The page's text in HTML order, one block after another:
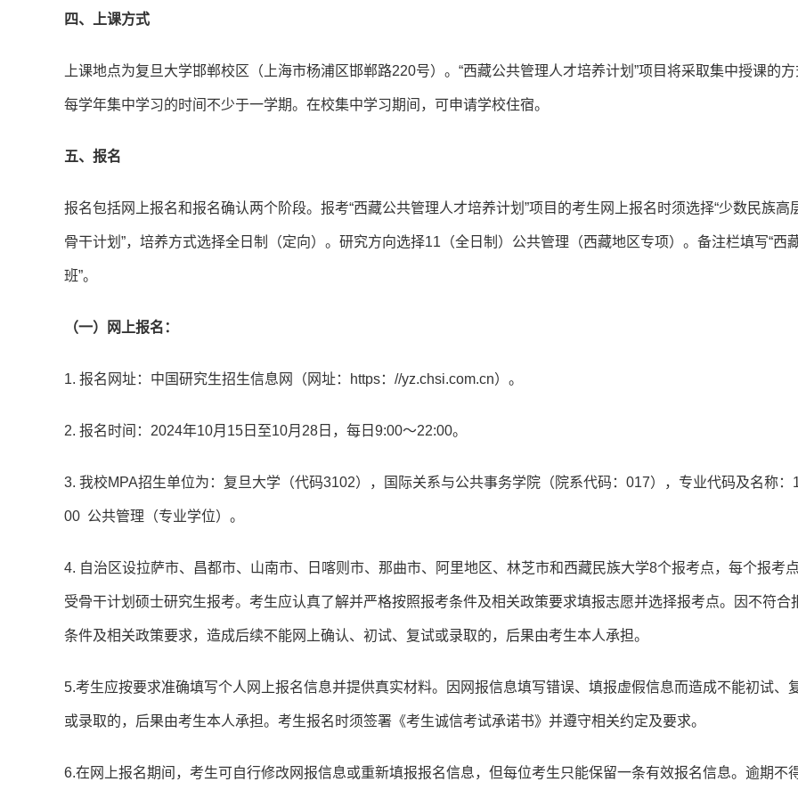
四、上课方式
上课地点为复旦大学邯郸校区（上海市杨浦区邯郸路220号）。“西藏公共管理人才培养计划”项目将采取集中授课的方
每学年集中学习的时间不少于一学期。在校集中学习期间，可申请学校住宿。
五、报名
报名包括网上报名和报名确认两个阶段。报考“西藏公共管理人才培养计划”项目的考生网上报名时须选择“少数民族高
骨干计划”，培养方式选择全日制（定向）。研究方向选择11（全日制）公共管理（西藏地区专项）。备注栏填写“西
班”。
（一）网上报名：
1. 报名网址：中国研究生招生信息网（网址：https：//yz.chsi.com.cn）。
2. 报名时间：2024年10月15日至10月28日，每日9:00～22:00。
3. 我校MPA招生单位为：复旦大学（代码3102），国际关系与公共事务学院（院系代码：017），专业代码及名称：
00 公共管理（专业学位）。
4. 自治区设拉萨市、昌都市、山南市、日喀则市、那曲市、阿里地区、林芝市和西藏民族大学8个报考点，每个报考
受骨干计划硕士研究生报考。考生应认真了解并严格按照报考条件及相关政策要求填报志愿并选择报考点。因不符合
条件及相关政策要求，造成后续不能网上确认、初试、复试或录取的，后果由考生本人承担。
5.考生应按要求准确填写个人网上报名信息并提供真实材料。因网报信息填写错误、填报虚假信息而造成不能初试、
或录取的，后果由考生本人承担。考生报名时须签署《考生诚信考试承诺书》并遵守相关约定及要求。
6.在网上报名期间，考生可自行修改网报信息或重新填报报名信息，但每位考生只能保留一条有效报名信息。逾期不